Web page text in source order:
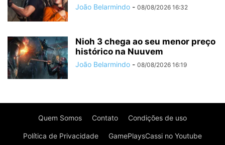
João Belarmindo - 08/08/2026 16:32
Nioh 3 chega ao seu menor preço
histórico na Nuuvem
João Belarmindo - 08/08/2026 16:19
Quem Somos Contato Condições de uso
Política de Privacidade GamePlaysCassi no Youtube